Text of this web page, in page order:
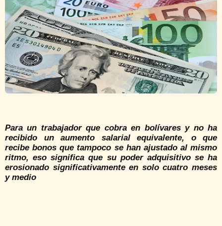
Para un trabajador que cobra en bolívares y no ha
recibido un aumento salarial equivalente, o que
recibe bonos que tampoco se han ajustado al mismo
ritmo, eso significa que su poder adquisitivo se ha
erosionado significativamente en solo cuatro meses
y medio